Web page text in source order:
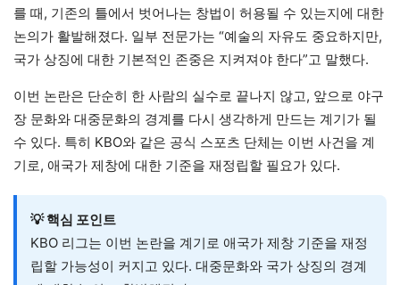
를 때, 기존의 틀에서 벗어나는 창법이 허용될 수 있는지에 대한
논의가 활발해졌다. 일부 전문가는 “예술의 자유도 중요하지만,
국가 상징에 대한 기본적인 존중은 지켜져야 한다”고 말했다.
이번 논란은 단순히 한 사람의 실수로 끝나지 않고, 앞으로 야구
장 문화와 대중문화의 경계를 다시 생각하게 만드는 계기가 될
수 있다. 특히 KBO와 같은 공식 스포츠 단체는 이번 사건을 계
기로, 애국가 제창에 대한 기준을 재정립할 필요가 있다.
💡 핵심 포인트
KBO 리그는 이번 논란을 계기로 애국가 제창 기준을 재정
립할 가능성이 커지고 있다. 대중문화와 국가 상징의 경계